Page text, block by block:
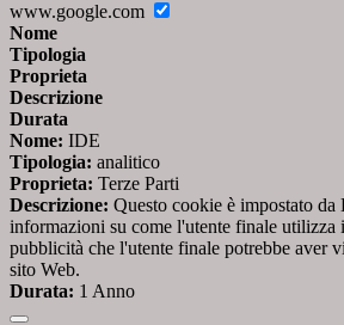
www.google.com
Nome
Tipologia
Proprieta
Descrizione
Durata
Nome: IDE
Tipologia: analitico
Proprieta: Terze Parti
Descrizione: Questo cookie è impostato
informazioni su come l'utente finale utilizza
pubblicità che l'utente finale potrebbe aver
sito Web.
Durata: 1 Anno